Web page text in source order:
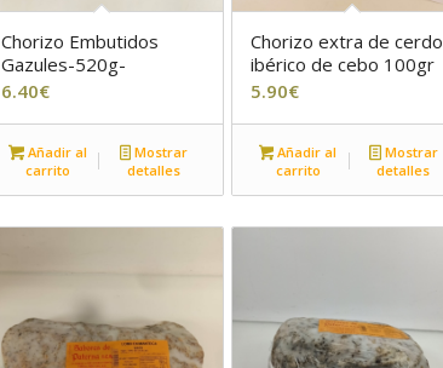
Chorizo Embutidos
Gazules-520g-
6.40€
Añadir al
carrito
Mostrar
detalles
Chorizo extra de cerdo
ibérico de cebo 100gr
5.90€
Añadir al
carrito
Mostrar
detalles